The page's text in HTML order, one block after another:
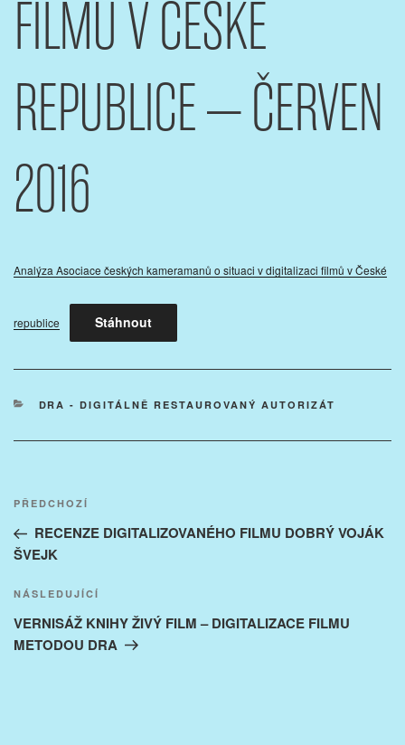
FILMŮ V ČESKÉ
REPUBLICE – ČERVEN
2016
Analýza Asociace českých kameramanů o situaci v digitalizaci filmů v České
republice Stáhnout
RUBRIKY
DRA - DIGITÁLNĚ RESTAUROVANÝ AUTORIZÁT
příspěvek
Předchozí
příspěvek
PŘEDCHOZÍ
RECENZE DIGITALIZOVANÉHO FILMU DOBRÝ VOJÁK
ŠVEJK
Následující
příspěvek
NÁSLEDUJÍCÍ
VERNISÁŽ KNIHY ŽIVÝ FILM – DIGITALIZACE FILMU
METODOU DRA